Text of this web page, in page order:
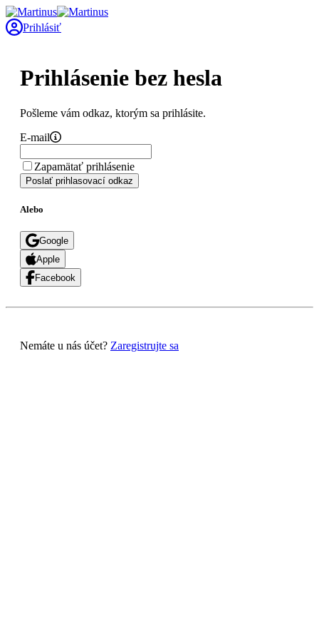
Prihlásiť
Prihlásenie bez hesla
Pošleme vám odkaz, ktorým sa prihlásite.
E-mail
Zapamätať prihlásenie
Poslať prihlasovací odkaz
Alebo
Google
Apple
Facebook
Nemáte u nás účet? Zaregistrujte sa